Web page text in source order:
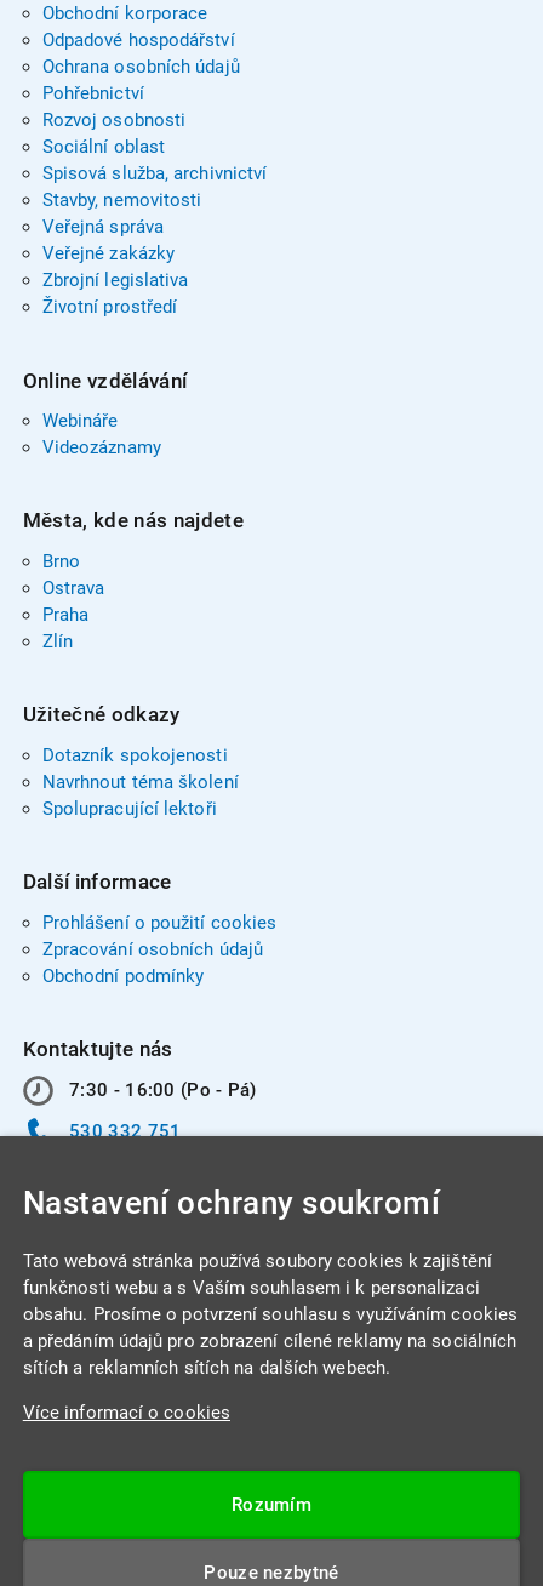
Obchodní korporace
Odpadové hospodářství
Ochrana osobních údajů
Pohřebnictví
Rozvoj osobnosti
Sociální oblast
Spisová služba, archivnictví
Stavby, nemovitosti
Veřejná správa
Veřejné zakázky
Zbrojní legislativa
Životní prostředí
Online vzdělávání
Webináře
Videozáznamy
Města, kde nás najdete
Brno
Ostrava
Praha
Zlín
Užitečné odkazy
Dotazník spokojenosti
Navrhnout téma školení
Spolupracující lektoři
Další informace
Prohlášení o použití cookies
Zpracování osobních údajů
Obchodní podmínky
Kontaktujte nás
7:30 - 16:00 (Po - Pá)
530 332 751
INTEGRA CENTRUM s.r.o.
Jabloňová 662/7
Datová schránka: 4beca6d
Nastavení ochrany soukromí
Tato webová stránka používá soubory cookies k zajištění
funkčnosti webu a s Vaším souhlasem i k personalizaci
obsahu. Prosíme o potvrzení souhlasu s využíváním cookies
a předáním údajů pro zobrazení cílené reklamy na sociálních
sítích a reklamních sítích na dalších webech.
Více informací o cookies
Rozumím
Pouze nezbytné